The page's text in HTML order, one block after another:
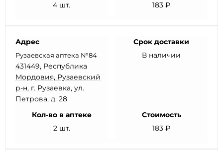
4 шт.
183 ₽
Адрес
Рузаевская аптека №84
431449, Республика
Мордовия, Рузаевский
р-н, г. Рузаевка, ул.
Петрова, д. 28
Срок доставки
В наличии
Кол-во в аптеке
2 шт.
Стоимость
183 ₽